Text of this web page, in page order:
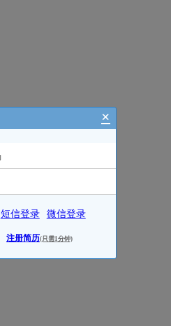
×
短信登录 微信登录
注册简历(只需1分钟)